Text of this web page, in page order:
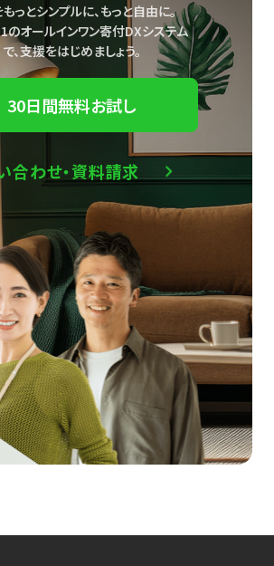
っとシンプルに、もっと自由に。
のオールインワン寄付DXシステム
で、支援をはじめましょう。
30日間無料お試し
合わせ・資料請求